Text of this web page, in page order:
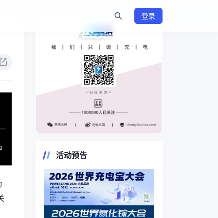
登录
活动预告